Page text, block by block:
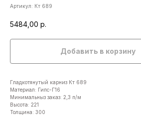
Артикул: Кт 689
5484,00 р.
Добавить в корзину
Гладкотянутый карниз Кт 689
Материал: Гипс-Г16
Минимальныз заказ: 2,3 п/м
Высота: 221
Толщина: 300